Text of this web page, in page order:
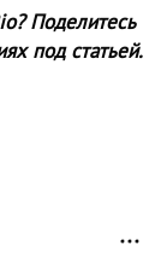
Поделитесь
под статьей.